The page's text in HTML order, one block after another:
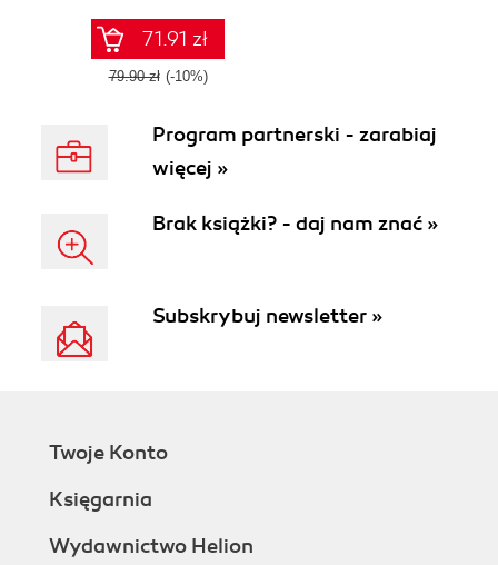
71.91 zł
79.90 zł (-10%)
Program partnerski - zarabiaj
więcej »
Brak książki? - daj nam znać »
Subskrybuj newsletter »
Twoje Konto
Księgarnia
Wydawnictwo Helion